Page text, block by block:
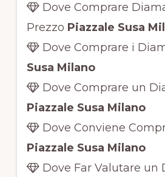
Dove Comprare
Prezzo Piazzale Susa
Dove Comprare i
Susa Milano
Dove Comprare un
Piazzale Susa Milano
Dove Conviene
Piazzale Susa Milano
Dove Far Valutare un